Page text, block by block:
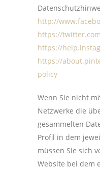
http://
https://
https://
https://
policy
Wenn Sie nicht
Netzwerke die
gesammelten
Profil in dem
müssen Sie sich
Website bei dem